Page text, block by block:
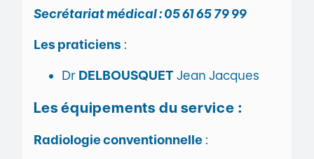
Secrétariat médical : 05 61 65 79 99
Les praticiens :
Dr DELBOUSQUET Jean Jacques
Les équipements du service :
Radiologie conventionnelle :